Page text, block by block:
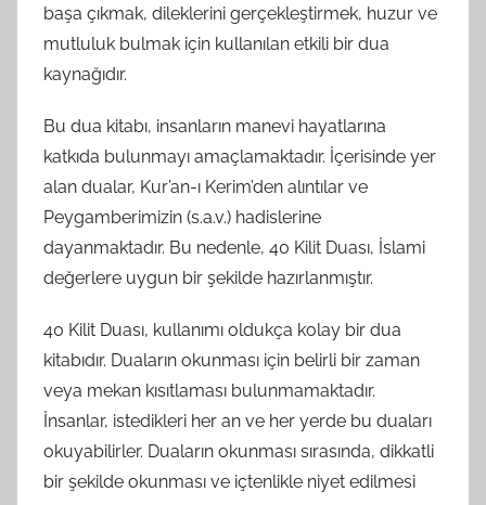
başa çıkmak, dileklerini gerçekleştirmek, huzur ve
mutluluk bulmak için kullanılan etkili bir dua
kaynağıdır.
Bu dua kitabı, insanların manevi hayatlarına
katkıda bulunmayı amaçlamaktadır. İçerisinde yer
alan dualar, Kur’an-ı Kerim’den alıntılar ve
Peygamberimizin (s.a.v.) hadislerine
dayanmaktadır. Bu nedenle, 40 Kilit Duası, İslami
değerlere uygun bir şekilde hazırlanmıştır.
40 Kilit Duası, kullanımı oldukça kolay bir dua
kitabıdır. Duaların okunması için belirli bir zaman
veya mekan kısıtlaması bulunmamaktadır.
İnsanlar, istedikleri her an ve her yerde bu duaları
okuyabilirler. Duaların okunması sırasında, dikkatli
bir şekilde okunması ve içtenlikle niyet edilmesi